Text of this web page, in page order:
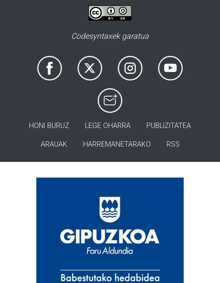
Codesyntaxek garatua
HONI BURUZ LEGE OHARRA PUBLIZITATEA
ARAUAK HARREMANETARAKO RSS